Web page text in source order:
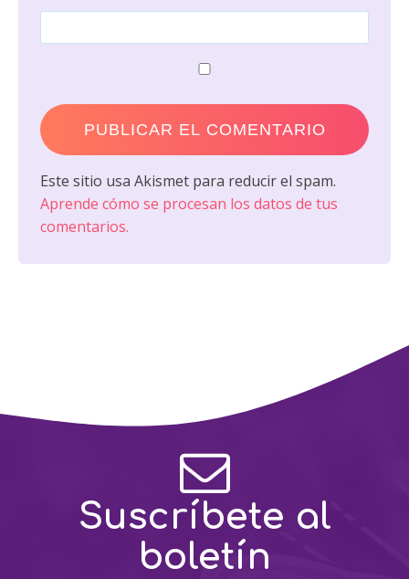
Este sitio usa Akismet para reducir el spam.
Aprende cómo se procesan los datos de tus
comentarios.
Suscríbete al
boletín